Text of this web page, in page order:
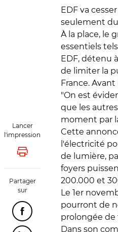
Lancer
l'impression
Lancer l'impression
Partager
sur
Partager cette page sur
EDF va
seulement
À la place, le
essentiels
EDF, détenu
de limiter la
France.
"On est
que les
moment par
Cette
l'électricité
de lumière,
foyers
200.000 et
Le 1er
pourront de
prolongée de
Dans son